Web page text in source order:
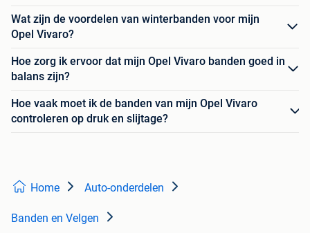
Wat zijn de voordelen van winterbanden voor mijn
Opel Vivaro?
Hoe zorg ik ervoor dat mijn Opel Vivaro banden goed in
balans zijn?
Hoe vaak moet ik de banden van mijn Opel Vivaro
controleren op druk en slijtage?
Home Auto-onderdelen
Banden en Velgen